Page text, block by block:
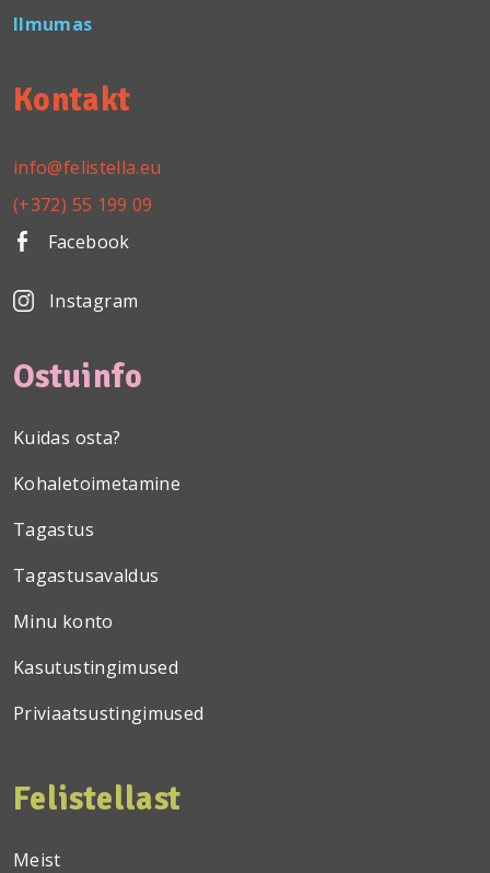
Ilmumas
Kontakt
info@felistella.eu
(+372) 55 199 09
Facebook
Instagram
Ostuinfo
Kuidas osta?
Kohaletoimetamine
Tagastus
Tagastusavaldus
Minu konto
Kasutustingimused
Priviaatsustingimused
Felistellast
Meist